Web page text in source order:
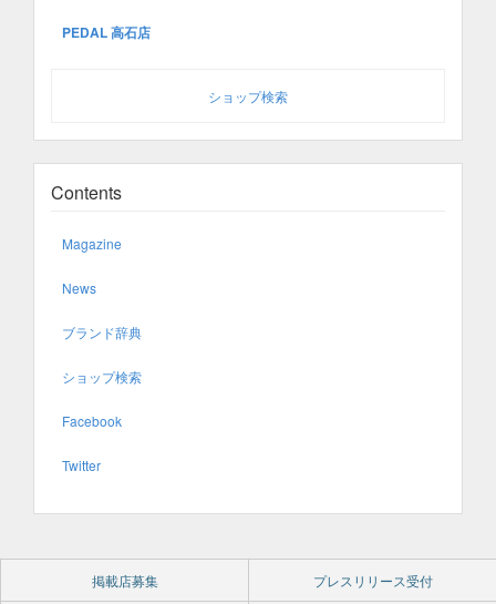
PEDAL 高石店
ショップ検索
Contents
Magazine
News
ブランド辞典
ショップ検索
Facebook
Twitter
掲載店募集 プレスリリース受付